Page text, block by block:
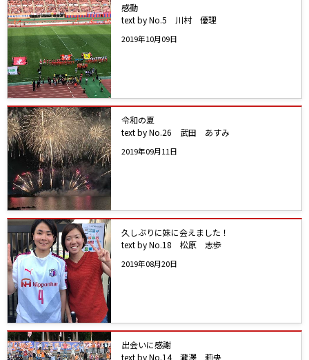
感動
text by No.5 川村 優理
2019年10月09日
令和の夏
text by No.26 武田 あすみ
2019年09月11日
久しぶりに妹に会えました！
text by No.18 松原 志歩
2019年08月20日
出会いに感謝
text by No.14 瀧澤 莉央